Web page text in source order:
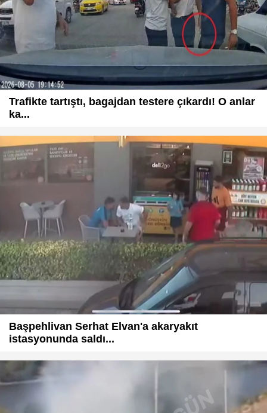
Trafikte tartıştı, bagajdan testere çıkardı! O anlar
ka...
Başpehlivan Serhat Elvan'a akaryakıt
istasyonunda saldı...